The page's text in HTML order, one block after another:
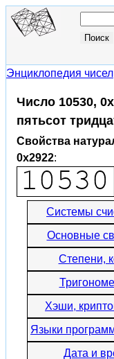
Энциклопедия чисел
Число 10530,
пятьсот
Свойства
0x2922:
Системы
Основные
Степени,
Хэши,
Языки
Дата и